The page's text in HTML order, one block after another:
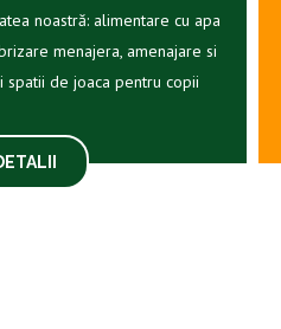
noastră: alimentare cu apa
menajera, amenajare si
de joaca pentru copii